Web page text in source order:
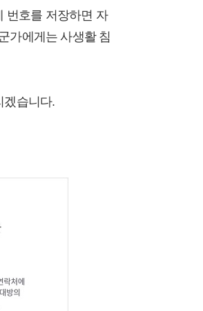
번호를 저장하면 자
가에게는 사생활 침
겠습니다.